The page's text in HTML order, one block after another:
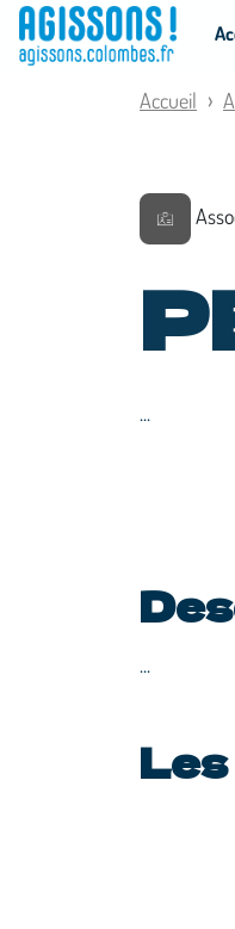
Accueil
...
...
Panneau de gestion des